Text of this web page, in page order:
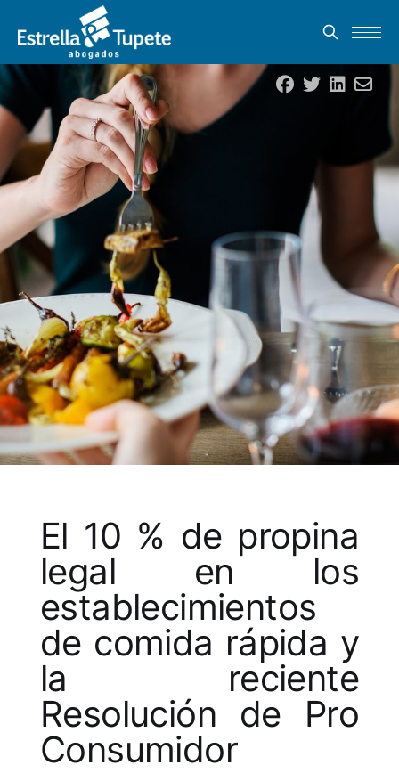
El 10 % de propina
legal en los
establecimientos
de comida rápida y
la reciente
Resolución de Pro
Consumidor